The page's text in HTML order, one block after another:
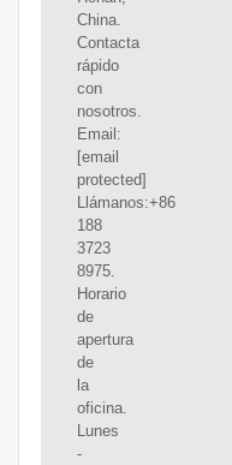
China.
Contacta
rápido
con
nosotros.
Email:
[email
protected]
Llámanos:+86
188
3723
8975.
Horario
de
apertura
de
la
oficina.
Lunes
-